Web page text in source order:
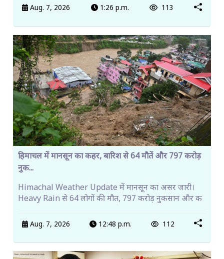
Aug. 7, 2026 1:26 p.m. 113
हिमाचल में मानसून का कहर, बारिश से 64 मौतें और 797 करोड़
नुक...
Himachal Weather Update में मानसून का असर जारी।
Heavy Rain से 64 लोगों की मौत, 797 करोड़ नुकसान और क
Aug. 7, 2026 12:48 p.m. 112